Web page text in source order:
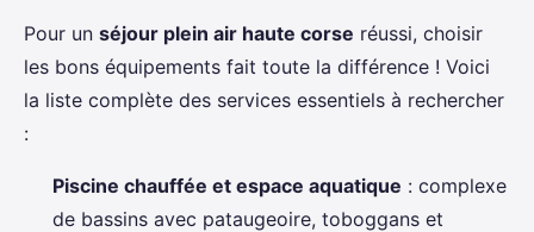
Pour un séjour plein air haute corse réussi, choisir
les bons équipements fait toute la différence ! Voici
la liste complète des services essentiels à rechercher
:
Piscine chauffée et espace aquatique : complexe
de bassins avec pataugeoire, toboggans et